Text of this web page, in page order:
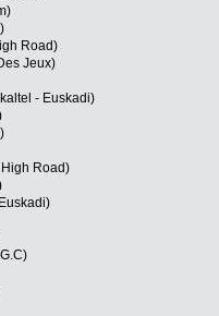
Road)
Jeux)
- Euskadi)
Road)